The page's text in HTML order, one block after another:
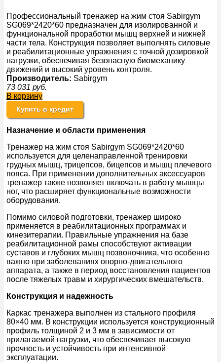
Профессиональный тренажер на жим стоя Sabirgym
SG069*2420*60 предназначен для изолированной и
функциональной проработки мышц верхней и нижней
части тела. Конструкция позволяет выполнять силовые
и реабилитационные упражнения с точной дозировкой
нагрузки, обеспечивая безопасную биомеханику
движений и высокий уровень контроля.
Производитель: Sabirgym
73 031 руб.
В корзину
Купить в кредит
Назначение и области применения
Тренажер на жим стоя Sabirgym SG069*2420*60
используется для целенаправленной тренировки
грудных мышц, трицепсов, бицепсов и мышц плечевого
пояса. При применении дополнительных аксессуаров
тренажер также позволяет включать в работу мышцы
ног, что расширяет функциональные возможности
оборудования.
Помимо силовой подготовки, тренажер широко
применяется в реабилитационных программах и
кинезитерапии. Правильные упражнения на базе
реабилитационной рамы способствуют активации
суставов и глубоких мышц позвоночника, что особенно
важно при заболеваниях опорно-двигательного
аппарата, а также в период восстановления пациентов
после тяжелых травм и хирургических вмешательств.
Конструкция и надежность
Каркас тренажера выполнен из стального профиля
80×40 мм. В конструкции используется конструкционный
профиль толщиной 2 и 3 мм в зависимости от
прилагаемой нагрузки, что обеспечивает высокую
прочность и устойчивость при интенсивной
эксплуатации.